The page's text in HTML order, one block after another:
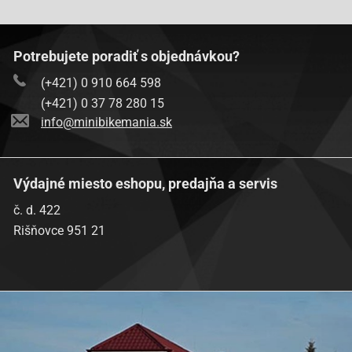
REX (Jinan Qingqi, Shenke)-RS 500 [QM50QT-6A(A)]
REX (Jinan Qingqi, Shenke)-RS 500 [QM50QT-6A(A)]
REX (Jinan Qingqi, Shenke)-RS 900 [QM50T-10A(A)]
REX (Jinan Qingqi, Shenke)-RS 900 [QM50T-10A(A)]
BT18913
Potrebujete poradiť s objednávkou?
(+421) 0 910 664 598
(+421) 0 37 78 280 15
info@minibikemania.sk
Výdajné miesto eshopu, predajňa a servis
č. d. 422
Rišňovce 951 21